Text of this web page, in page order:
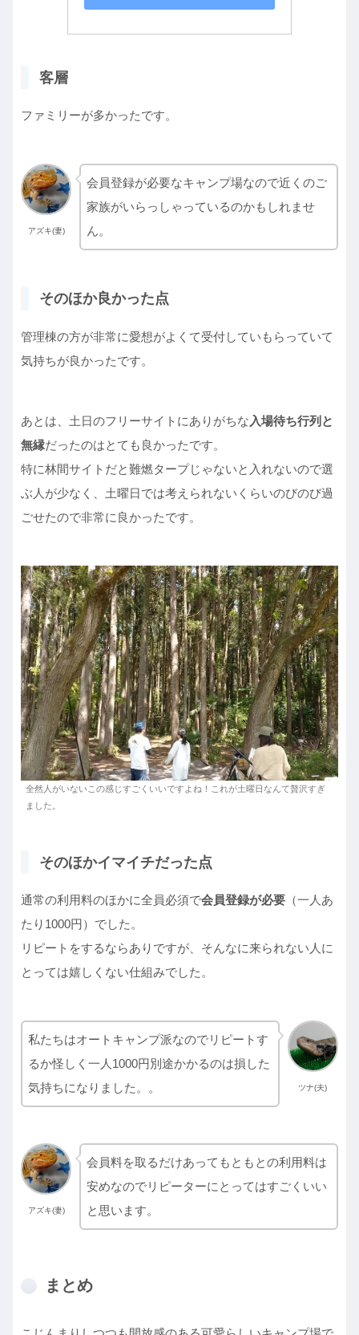
客層
ファミリーが多かったです。
アズキ(妻)
会員登録が必要なキャンプ場なので近くのご
家族がいらっしゃっているのかもしれませ
ん。
そのほか良かった点
管理棟の方が非常に愛想がよくて受付していもらっていて
気持ちが良かったです。
あとは、土日のフリーサイトにありがちな 入場待ち行列と
無縁だったのはとても良かったです。
特に林間サイトだと難燃タープじゃないと入れないので選
ぶ人が少なく、土曜日では考えられないくらいのびのび過
ごせたので非常に良かったです。
全然人がいないこの感じすごくいいですよね！これが土曜日なんて贅沢すぎ
ました。
そのほかイマイチだった点
通常の利用料のほかに全員必須で会員登録が必要 （一人あ
たり1000円）でした。
リピートをするならありですが、そんなに来られない人に
とっては嬉しくない仕組みでした。
ツナ(夫)
私たちはオートキャンプ派なのでリピートす
るか怪しく一人1000円別途かかるのは損した
気持ちになりました。。
アズキ(妻)
会員料を取るだけあってもともとの利用料は
安めなのでリピーターにとってはすごくいい
と思います。
まとめ